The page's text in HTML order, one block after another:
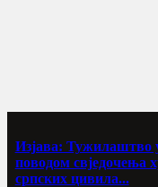
Изјава: Тужилаштво
поводом свједочења
српских цивила...